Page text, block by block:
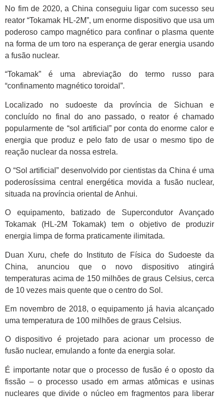
No fim de 2020, a China conseguiu ligar com sucesso seu
reator “Tokamak HL-2M”, um enorme dispositivo que usa um
poderoso campo magnético para confinar o plasma quente
na forma de um toro na esperança de gerar energia usando
a fusão nuclear.
“Tokamak” é uma abreviação do termo russo para
“confinamento magnético toroidal”.
Localizado no sudoeste da província de Sichuan e
concluído no final do ano passado, o reator é chamado
popularmente de “sol artificial” por conta do enorme calor e
energia que produz e pelo fato de usar o mesmo tipo de
reação nuclear da nossa estrela.
O “Sol artificial” desenvolvido por cientistas da China é uma
poderosíssima central energética movida a fusão nuclear,
situada na província oriental de Anhui.
O equipamento, batizado de Supercondutor Avançado
Tokamak (HL-2M Tokamak) tem o objetivo de produzir
energia limpa de forma praticamente ilimitada.
Duan Xuru, chefe do Instituto de Física do Sudoeste da
China, anunciou que o novo dispositivo atingirá
temperaturas acima de 150 milhões de graus Celsius, cerca
de 10 vezes mais quente que o centro do Sol.
Em novembro de 2018, o equipamento já havia alcançado
uma temperatura de 100 milhões de graus Celsius.
O dispositivo é projetado para acionar um processo de
fusão nuclear, emulando a fonte da energia solar.
É importante notar que o processo de fusão é o oposto da
fissão – o processo usado em armas atômicas e usinas
nucleares que divide o núcleo em fragmentos para liberar